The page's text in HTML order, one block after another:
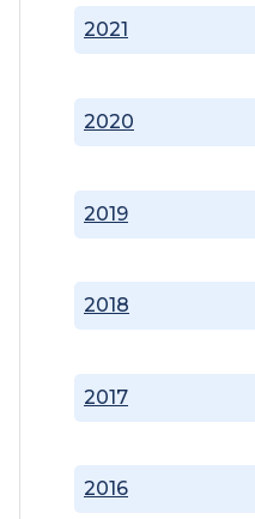
2016
2017
2018
2019
2020
2021